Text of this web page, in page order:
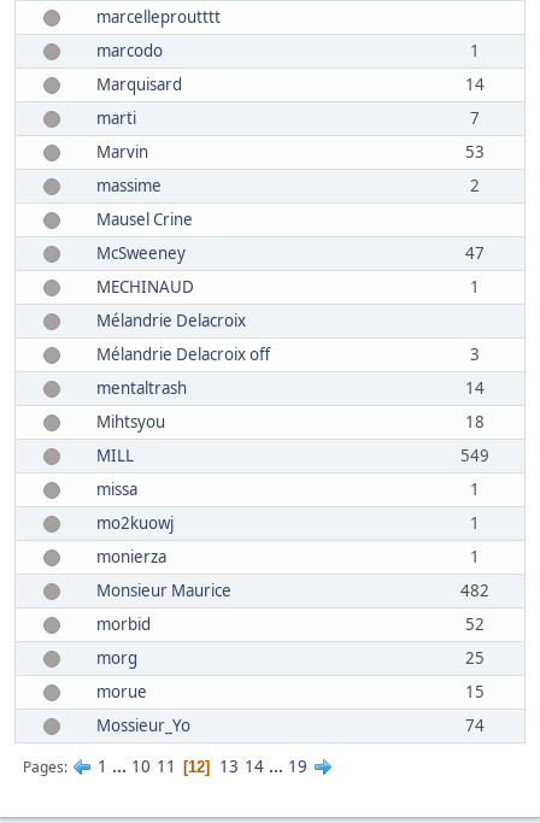
marcelleproutttt
marcodo
1
Marquisard
14
marti
7
Marvin
53
massime
2
Mausel Crine
McSweeney
47
MECHINAUD
1
Mélandrie Delacroix
Mélandrie Delacroix off
3
mentaltrash
14
Mihtsyou
18
MILL
549
missa
1
mo2kuowj
1
monierza
1
Monsieur Maurice
482
morbid
52
morg
25
morue
15
Mossieur_Yo
74
Pages 1 ... 10 11 12 13 14 ... 19